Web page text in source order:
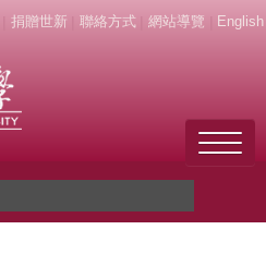
捐贈世新 聯絡方式 網站導覽 English